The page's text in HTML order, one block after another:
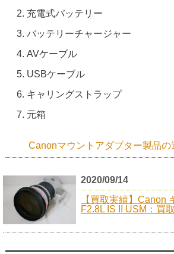
充電式バッテリー
バッテリーチャージャー
AVケーブル
USBケーブル
キャリングストラップ
元箱
Canonマウントアダプター製品の
2020/09/14
【買取実績】Canon
F2.8L IS II USM：買